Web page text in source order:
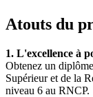
Atouts du
1. L'excellence à
Obtenez un
Supérieur et de la
niveau 6 au RNCP.